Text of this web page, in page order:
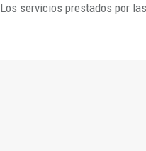
Los servicios prestados por